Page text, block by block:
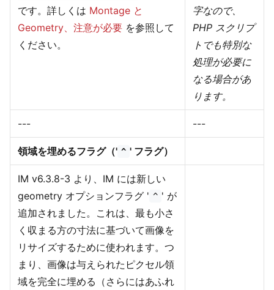
です。詳しくは Montage と
Geometry、注意が必要 を参照して
ください。
字なので、
PHP スクリプ
トでも特別な
処理が必要に
なる場合があ
ります。
--- ---
領域を埋めるフラグ（' ^ ' フラグ）
IM v6.3.8-3 より、IM には新しい
geometry オプションフラグ ' ^ ' が
追加されました。これは、最も小さ
く収まる方の寸法に基づいて画像を
リサイズするために使われます。つ
まり、画像は与えられたピクセル領
域を完全に埋める（さらにはあふれ